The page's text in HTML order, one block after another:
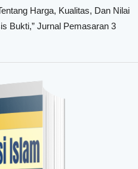
Harga, Kualitas, Dan Nilai
Bukti,” Jurnal Pemasaran 3